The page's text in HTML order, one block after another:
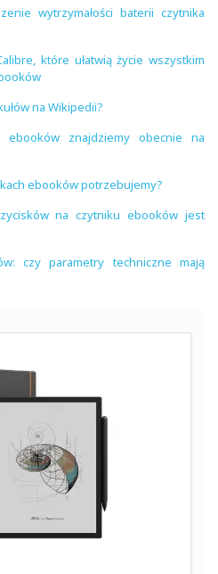
wytrzymałości baterii czytnika
które ułatwią życie wszystkim
na Wikipedii?
ebooków znajdziemy obecnie na
ebooków potrzebujemy?
na czytniku ebooków jest
czy parametry techniczne mają